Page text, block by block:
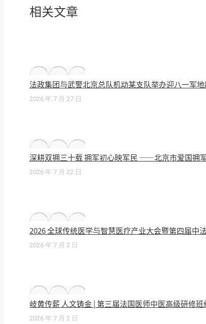
相关文章
法政集团与武警北京总队机动某支队举办迎八一军
2026 年 7 月 27 日
深耕双拥三十载 拥军初心映军民 ——北京市爱国拥
2026 年 7 月 22 日
2026 全球传统医学与智慧医疗产业大会暨第四届中
2026 年 7 月 2 日
岐黄传薪 人文铸金 | 第三届法国医师中医高级研修班
2026 年 7 月 2 日